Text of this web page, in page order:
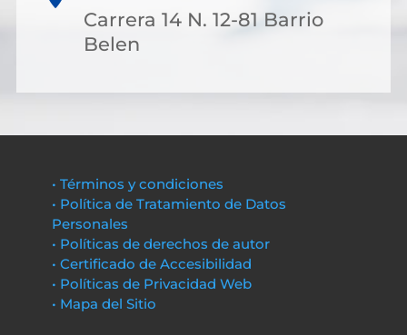
Carrera 14 N. 12-81 Barrio
Belen
• Términos y condiciones
• Política de Tratamiento de Datos
Personales
• Políticas de derechos de autor
• Certificado de Accesibilidad
• Políticas de Privacidad Web
• Mapa del Sitio